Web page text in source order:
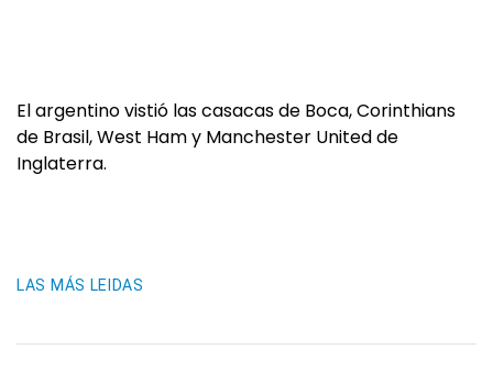
El argentino vistió las casacas de Boca, Corinthians
de Brasil, West Ham y Manchester United de
Inglaterra.
LAS MÁS LEIDAS